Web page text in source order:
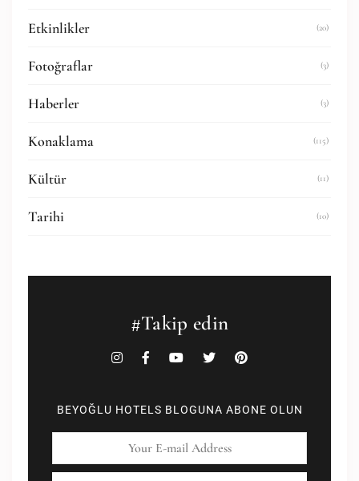
Etkinlikler (20)
Fotoğraflar (3)
Haberler (3)
Konaklama (115)
Kültür (11)
Tarihi (10)
#Takip edin
BEYOĞLU HOTELS BLOGUNA ABONE OLUN